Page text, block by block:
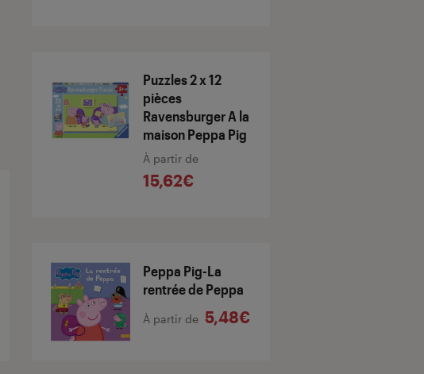
Puzzles 2 x 12
pièces
Ravensburger A la
maison Peppa Pig
À partir de
15,62€
Peppa Pig-La
rentrée de Peppa
À partir de 5,48€